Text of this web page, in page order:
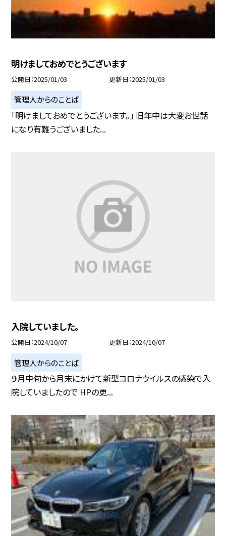
明けましておめでとうございます
公開日 2025/01/03 更新日 2025/01/03
管理人からのことば
「明けましておめでとうございます。」 旧年中は大変お世話
になり有難うございました...
入院していました。
公開日 2024/10/07 更新日 2024/10/07
管理人からのことば
９月中旬から月末にかけて新型コロナウイルスの感染で入
院していましたので HPの更...